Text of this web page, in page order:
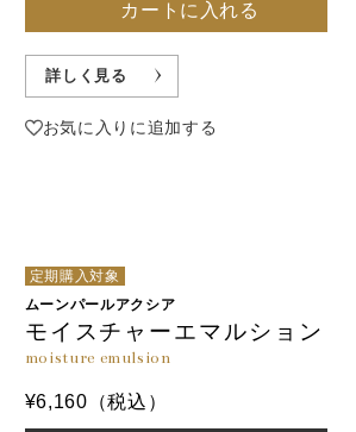
カートに入れる
詳しく見る
お気に入りに追加する
定期購入対象
ムーンパールアクシア
モイスチャーエマルション
moisture emulsion
¥6,160（税込）